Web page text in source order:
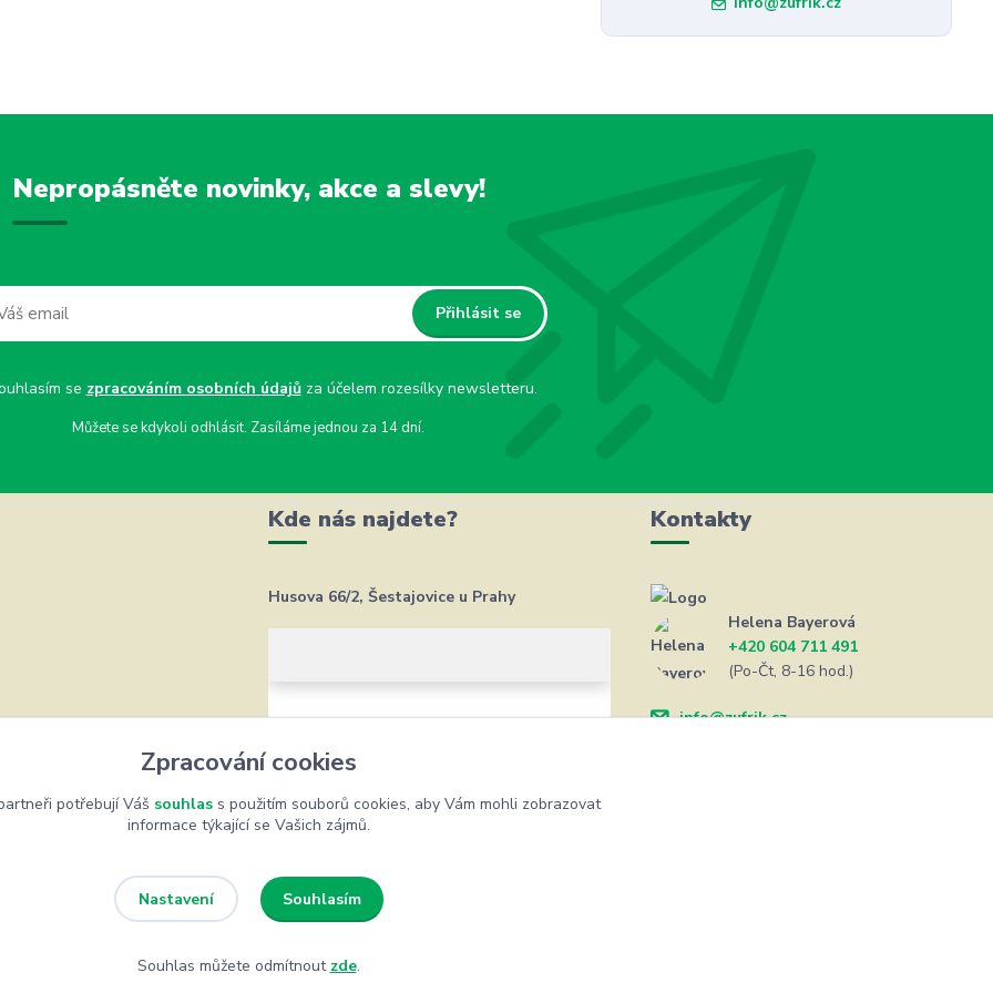
Nepropásněte novinky, akce a slevy!
Přihlásit se
se zpracováním osobních údajůza účelem rozesílky newsletteru.
Můžete se kdykoli odhlásit. Zasíláme jednou za 14 dní.
Kde nás najdete?
Husova 66/2, Šestajovice u Prahy
Kontakty
Helena Bayerová
+420 604 711 491
(Po-Čt, 8-16 hod.)
info@zufrik.cz
Zpracování cookies
potřebují Váš souhlass použitím souborů cookies, aby Vám mohli zobrazovat
informace týkající se Vašich zájmů.
Nastavení Souhlasím
Souhlas můžete odmítnout zde.